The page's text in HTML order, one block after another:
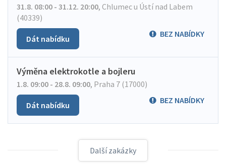
31.8. 08:00 - 31.12. 20:00, Chlumec u Ústí nad Labem
(40339)
BEZ NABÍDKY
Dát nabídku
Výměna elektrokotle a bojleru
1.8. 09:00 - 28.8. 09:00, Praha 7 (17000)
BEZ NABÍDKY
Dát nabídku
Další zakázky